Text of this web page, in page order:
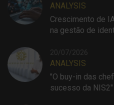
ANALYSIS
Crescimento de
na gestão de
20/07/2026
ANALYSIS
"O buy-in das
sucesso da NIS2"